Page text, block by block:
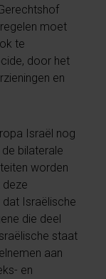
moet
te
door het
en
Israël nog
bilaterale
worden
Israëlische
die deel
staat
aan
en